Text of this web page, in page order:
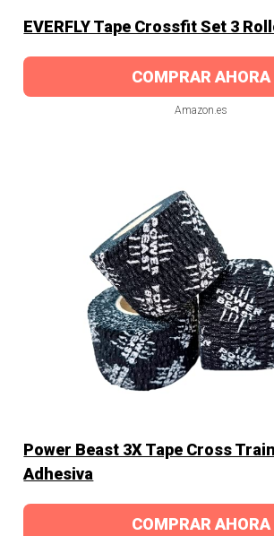
EVERFLY Tape Crossfit Set 3
COMPRAR AHORA
Amazon.es
Power Beast 3X Tape Cross
Adhesiva
COMPRAR AHORA